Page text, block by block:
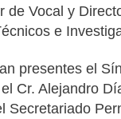
de Vocal y
e
presentes el
Cr. Alejandro
Secretariado